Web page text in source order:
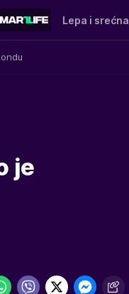
Lepa i srećna
je